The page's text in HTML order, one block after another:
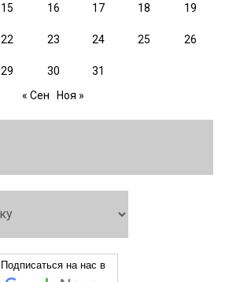
15 16 17 18 19
22 23 24 25 26
29 30
31
« Сен
Ноя »
Подписаться на нас в